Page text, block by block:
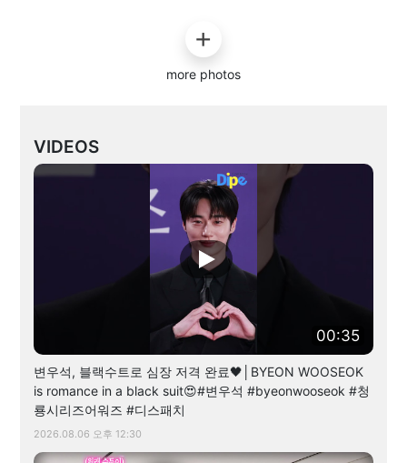
more photos
VIDEOS
00:35
변우석, 블랙수트로 심장 저격 완료🖤│BYEON WOOSEOK
is romance in a black suit😍#변우석 #byeonwooseok #청
룡시리즈어워즈 #디스패치
2026.08.06 오후 12:30